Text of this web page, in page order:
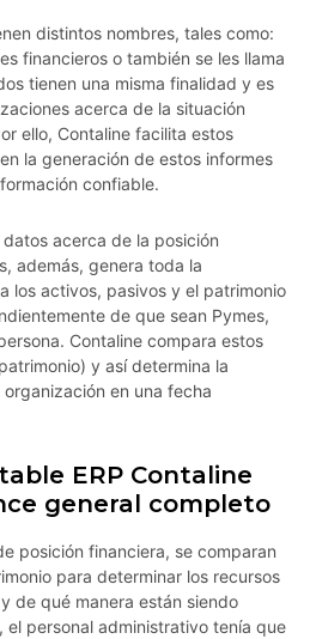
distintos nombres, tales como:
financieros o también se les llama
tienen una misma finalidad y es
acerca de la situación
ello, Contaline facilita estos
la generación de estos informes
confiable.
acerca de la posición
además, genera toda la
los activos, pasivos y el patrimonio
de que sean Pymes,
Contaline compara estos
y así determina la
en una fecha
ERP Contaline
general completo
posición financiera, se comparan
para determinar los recursos
de qué manera están siendo
el personal administrativo tenía que